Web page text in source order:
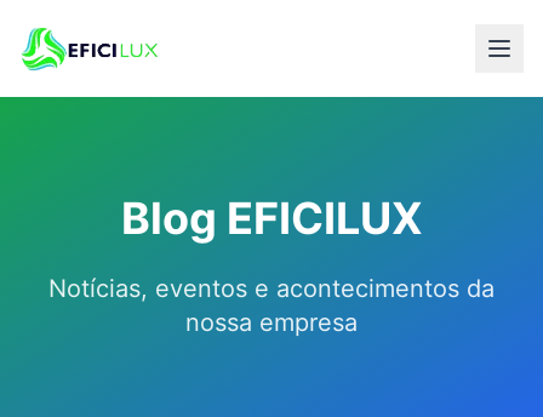
Blog EFICILUX
Notícias, eventos e acontecimentos da
nossa empresa